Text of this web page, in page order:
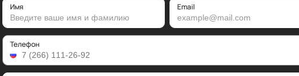
Имя Email
Телефон